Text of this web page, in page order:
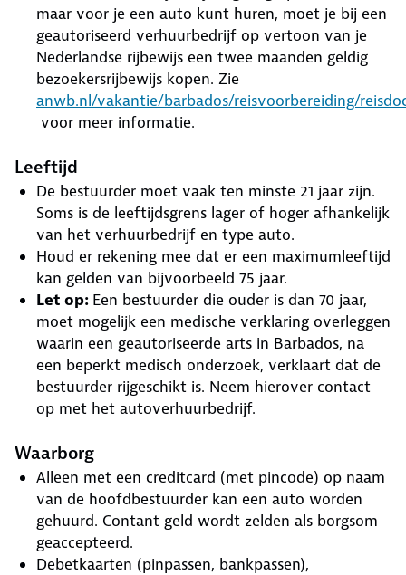
maar voor je een auto kunt huren, moet je bij een
geautoriseerd verhuurbedrijf op vertoon van je
Nederlandse rijbewijs een twee maanden geldig
bezoekersrijbewijs kopen. Zie
anwb.nl/vakantie/barbados/reisvoorbereiding/
voor meer informatie.
Leeftijd
De bestuurder moet vaak ten minste 21 jaar zijn.
Soms is de leeftijdsgrens lager of hoger afhankelijk
van het verhuurbedrijf en type auto.
Houd er rekening mee dat er een maximumleeftijd
kan gelden van bijvoorbeeld 75 jaar.
Let op: Een bestuurder die ouder is dan 70 jaar,
moet mogelijk een medische verklaring overleggen
waarin een geautoriseerde arts in Barbados, na
een beperkt medisch onderzoek, verklaart dat de
bestuurder rijgeschikt is. Neem hierover contact
op met het autoverhuurbedrijf.
Waarborg
Alleen met een creditcard (met pincode) op naam
van de hoofdbestuurder kan een auto worden
gehuurd. Contant geld wordt zelden als borgsom
geaccepteerd.
Debetkaarten (pinpassen, bankpassen),